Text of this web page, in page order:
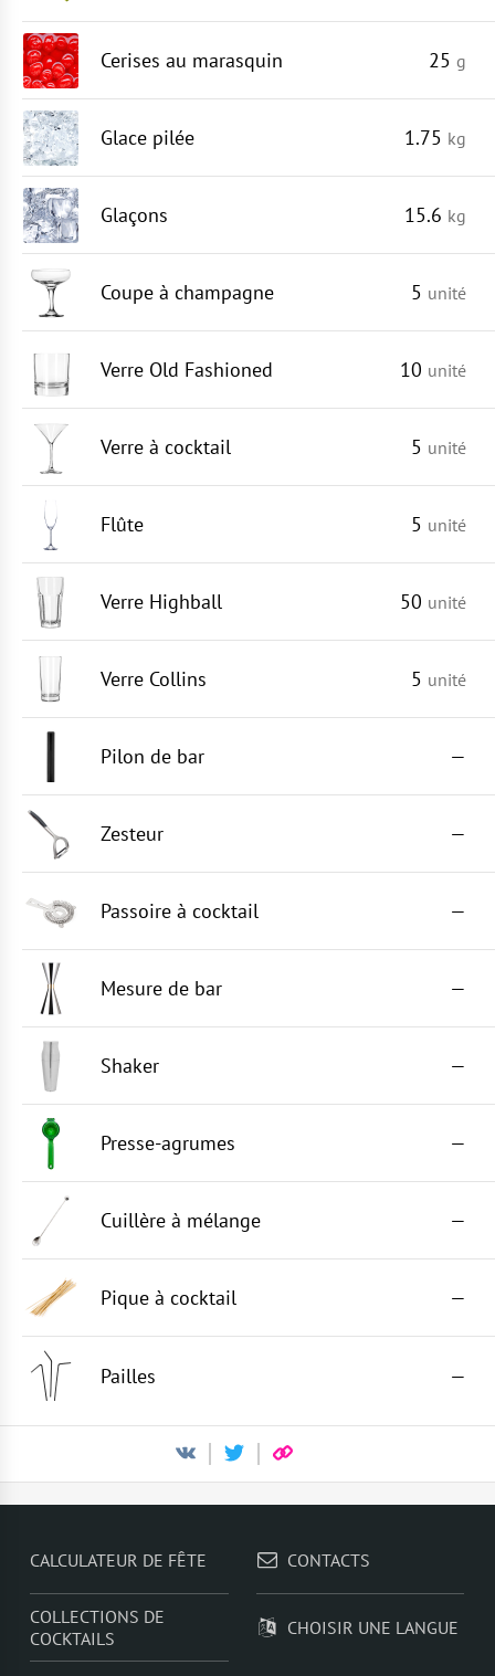
Cerises au marasquin 25 g
Glace pilée 1.75 kg
Glaçons 15.6 kg
Coupe à champagne 5 unité
Verre Old Fashioned 10 unité
Verre à cocktail 5 unité
Flûte 5 unité
Verre Highball 50 unité
Verre Collins 5 unité
Pilon de bar —
Zesteur —
Passoire à cocktail —
Mesure de bar —
Shaker —
Presse-agrumes —
Cuillère à mélange —
Pique à cocktail —
Pailles —
CALCULATEUR DE FÊTE
COLLECTIONS DE
COCKTAILS
CONTACTS
CHOISIR UNE LANGUE